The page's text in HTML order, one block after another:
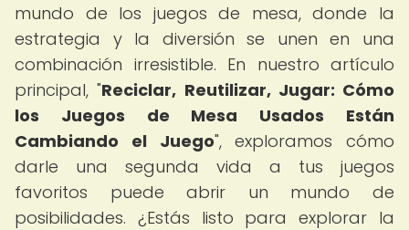
mundo de los juegos de mesa, donde la
estrategia y la diversión se unen en una
combinación irresistible. En nuestro artículo
principal, "Reciclar, Reutilizar, Jugar: Cómo
los Juegos de Mesa Usados Están
Cambiando el Juego", exploramos cómo
darle una segunda vida a tus juegos
favoritos puede abrir un mundo de
posibilidades. ¿Estás listo para explorar la